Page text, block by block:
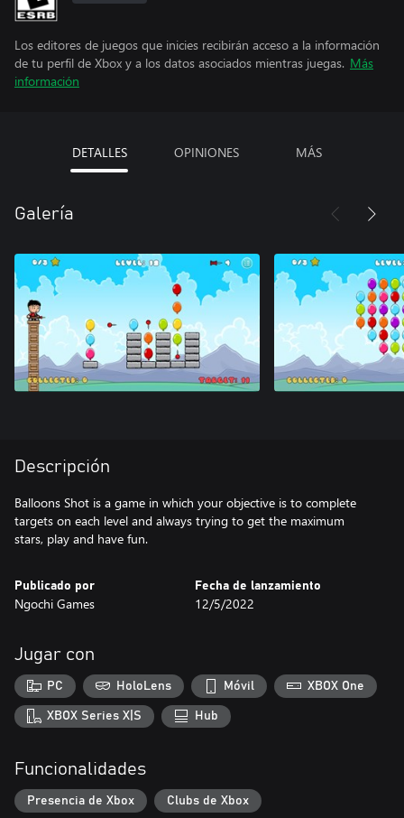
Los editores de juegos que inicies recibirán acceso a la información
de tu perfil de Xbox y a los datos asociados mientras juegas. Más
información
DETALLES OPINIONES MÁS
Galería
Descripción
Balloons Shot is a game in which your objective is to complete
targets on each level and always trying to get the maximum
stars, play and have fun.
Publicado por
Ngochi Games
Fecha de lanzamiento
12/5/2022
Jugar con
PC HoloLens Móvil XBOX One
XBOX Series X|S Hub
Funcionalidades
Presencia de Xbox Clubs de Xbox